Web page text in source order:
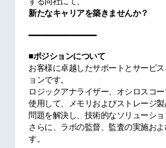
新たなキャリアを築きませんか？
━━━━━━━━━━━━━━━
■ポジションについて
お客様に卓越したサポートとサービ
ョンです。
ロジックアナライザー、オシロスコ
使用して、メモリおよびストレージ
問題を解決し、技術的なソリューショ
さらに、ラボの監督、監査の実施お
す。